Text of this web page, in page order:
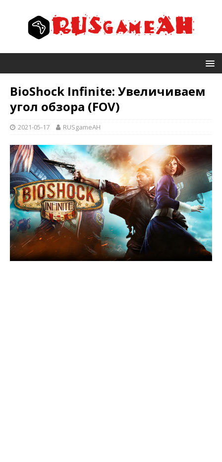
BioShock Infinite: Увеличиваем
угол обзора (FOV)
2021-05-17 RUSgameAH